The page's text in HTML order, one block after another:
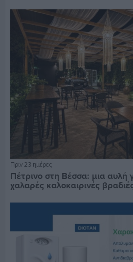
Πριν 23 ημέρες
Πέτρινο στη Βέσσα: μια αυλή
χαλαρές καλοκαιρινές